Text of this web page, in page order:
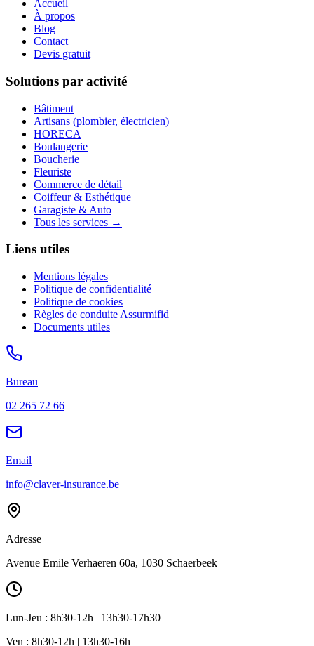
Accueil
À propos
Blog
Contact
Devis gratuit
Solutions par activité
Bâtiment
Artisans (plombier, électricien)
HORECA
Boulangerie
Boucherie
Fleuriste
Commerce de détail
Coiffeur & Esthétique
Garagiste & Auto
Tous les services →
Liens utiles
Mentions légales
Politique de confidentialité
Politique de cookies
Règles de conduite Assurmifid
Documents utiles
Bureau
02 265 72 66
Email
info@claver-insurance.be
Adresse
Avenue Emile Verhaeren 60a, 1030 Schaerbeek
Lun-Jeu : 8h30-12h | 13h30-17h30
Ven : 8h30-12h | 13h30-16h